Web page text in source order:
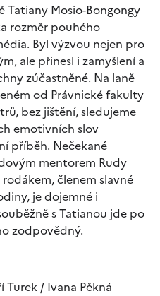
Tatiany Mosio-Bongongy
rozměr pouhého
Byl výzvou nejen pro
ale přinesl i zamyšlení a
zúčastněné. Na laně
od Právnické fakulty
bez jištění, sledujeme
emotivních slov
příběh. Nečekané
mentorem Rudy
členem slavné
je dojemné i
s Tatianou jde po
zodpovědný.
Turek / Ivana Pěkná